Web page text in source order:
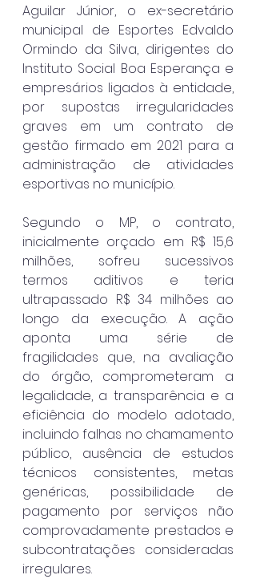
Aguilar Júnior, o ex-secretário
municipal de Esportes Edvaldo
Ormindo da Silva, dirigentes do
Instituto Social Boa Esperança e
empresários ligados à entidade,
por supostas irregularidades
graves em um contrato de
gestão firmado em 2021 para a
administração de atividades
esportivas no município.
Segundo o MP, o contrato,
inicialmente orçado em R$ 15,6
milhões, sofreu sucessivos
termos aditivos e teria
ultrapassado R$ 34 milhões ao
longo da execução. A ação
aponta uma série de
fragilidades que, na avaliação
do órgão, comprometeram a
legalidade, a transparência e a
eficiência do modelo adotado,
incluindo falhas no chamamento
público, ausência de estudos
técnicos consistentes, metas
genéricas, possibilidade de
pagamento por serviços não
comprovadamente prestados e
subcontratações consideradas
irregulares.